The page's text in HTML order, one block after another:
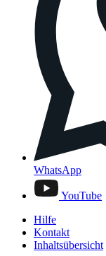
WhatsApp
YouTube
Hilfe
Kontakt
Inhaltsübersicht